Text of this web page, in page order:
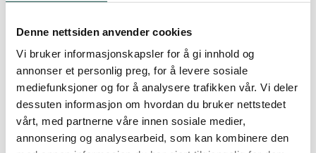
Denne nettsiden anvender cookies
Vi bruker informasjonskapsler for å gi innhold og
annonser et personlig preg, for å levere sosiale
mediefunksjoner og for å analysere trafikken vår. Vi deler
dessuten informasjon om hvordan du bruker nettstedet
vårt, med partnerne våre innen sosiale medier,
annonsering og analysearbeid, som kan kombinere den
Ottadalen og Sel
Sør-Østerdal
plantene på festningen, insektjakt,
informasjonsstand med materiell fra
Naturvernforbundet og Natur og Ungdom,
servering av kringle, kaffe og saft.
Arrangementet er i samarbeid med BirdLife
Elverum, Elverum sopp- og nyttevekstforening